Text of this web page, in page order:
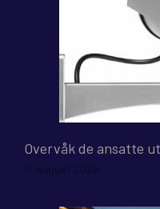
Overvåk de ansatte
8. august 2026